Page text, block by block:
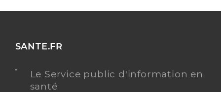
SANTE.FR
Le Service public d'information en
santé